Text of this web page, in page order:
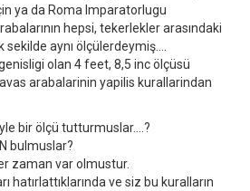
ya da Roma Imparatorlugu
hepsi, tekerlekler arasındaki
aynı ölçülerdeymiş….
olan 4 feet, 8,5 inc ölçüsü
arabalarinin yapilis kurallarindan
bir ölçü tutturmuslar….?
bulmuslar?
zaman var olmustur.
hatırlattıklarında ve siz bu kuralların